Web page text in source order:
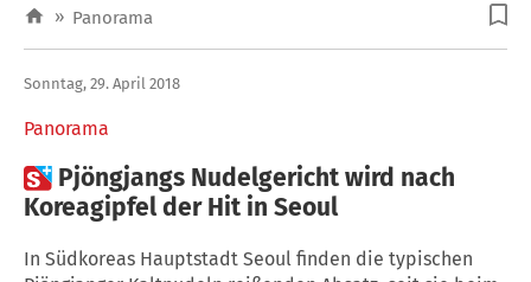
» Panorama
Panorama
Sonntag, 29. April 2018
 Pjöngjangs Nudelgericht wird nach
Koreagipfel der Hit in Seoul
In Südkoreas Hauptstadt Seoul finden die typischen